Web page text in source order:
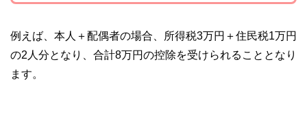
例えば、本人＋配偶者の場合、所得税3万円＋住民税1万円
の2人分となり、合計8万円の控除を受けられることとなり
ます。